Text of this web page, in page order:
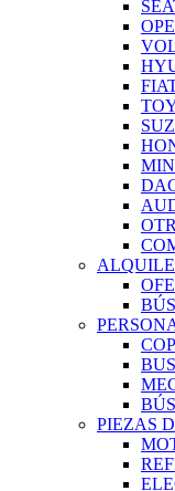
PIEZAS